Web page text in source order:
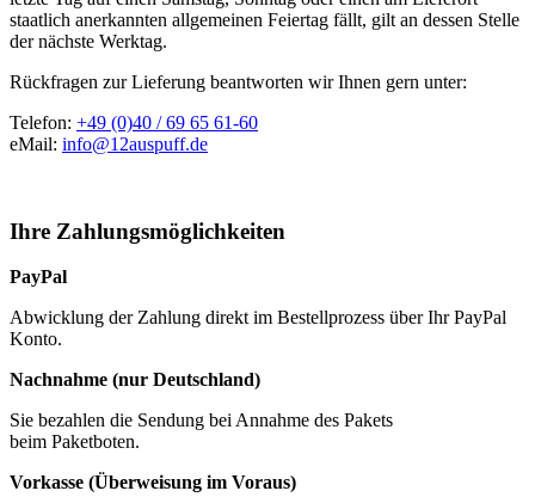
staatlich anerkannten allgemeinen Feiertag fällt, gilt an dessen Stelle
der nächste Werktag.
Rückfragen zur Lieferung beantworten wir Ihnen gern unter:
Telefon: +49 (0)40 / 69 65 61-60
eMail: info@12auspuff.de
Ihre Zahlungsmöglichkeiten
PayPal
Abwicklung der Zahlung direkt im Bestellprozess über Ihr PayPal
Konto.
Nachnahme (nur Deutschland)
Sie bezahlen die Sendung bei Annahme des Pakets
beim Paketboten.
Vorkasse (Überweisung im Voraus)